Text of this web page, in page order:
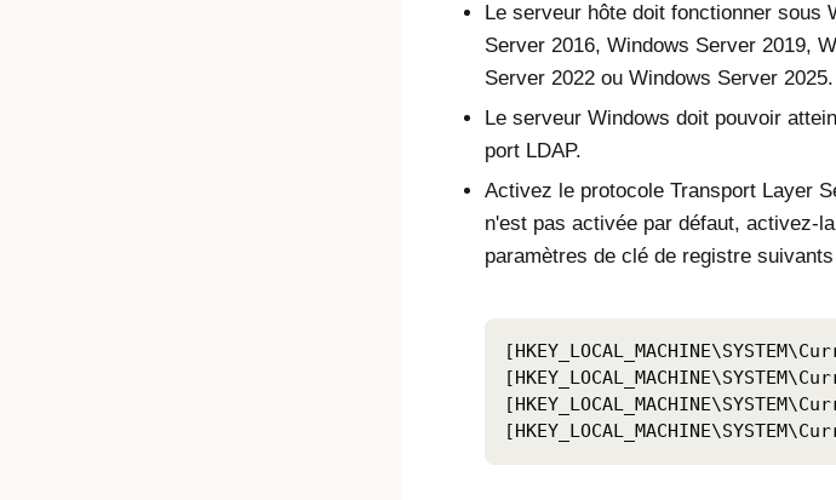
Le serveur hôte doit fonctionner sous
Server 2016, Windows Server 2019,
Server 2022 ou Windows Server 2025.
Le serveur Windows doit pouvoir
port LDAP.
Activez le protocole Transport Layer
n'est pas activée par défaut, activez-
paramètres de clé de registre